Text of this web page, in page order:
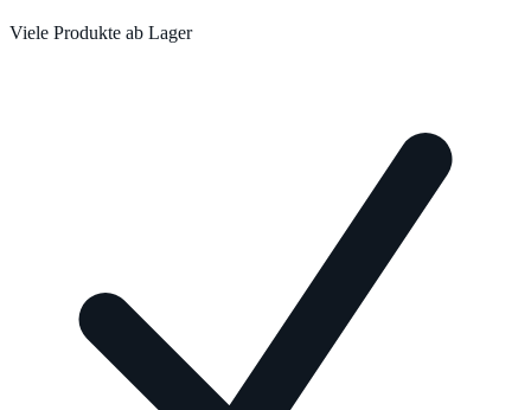
Viele Produkte ab Lager